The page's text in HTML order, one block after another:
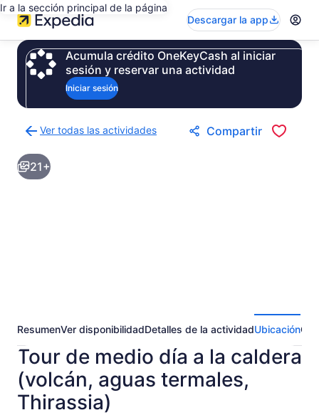
Ir a la sección principal de la página
Descargar la app
Acumula crédito OneKeyCash al iniciar
sesión y reservar una actividad
Iniciar sesión
Ver todas las actividades
a
la
página
Compartir
21+
ResumenVer disponibilidadDetalles de la actividadUbicación
Tour de medio día a la caldera
(volcán, aguas termales,
Thirassia)